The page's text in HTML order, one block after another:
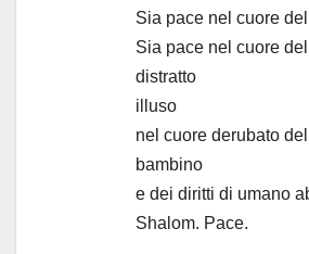
Sia pace nel cuore
Sia pace nel cuore
distratto
illuso
nel cuore derubato
bambino
e dei diritti di umano
Shalom. Pace.